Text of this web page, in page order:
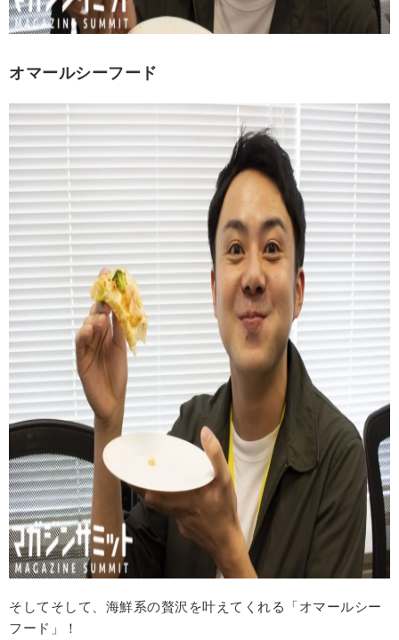
オマールシーフード
そしてそして、海鮮系の贅沢を叶えてくれる「オマールシー
フード」！